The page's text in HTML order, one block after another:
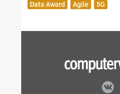
Data Award
Agile 5G